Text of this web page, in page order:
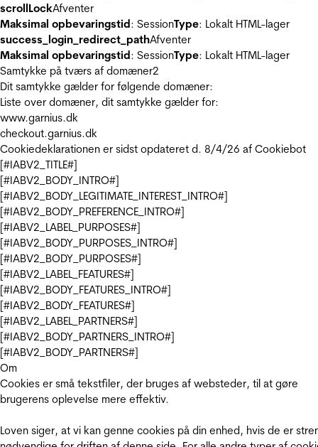
scrollLockAfventer
Maksimal opbevaringstid: SessionType: Lokalt HTML-lager
success_login_redirect_pathAfventer
Maksimal opbevaringstid: SessionType: Lokalt HTML-lager
Samtykke på tværs af domæner2
Dit samtykke gælder for følgende domæner:
Liste over domæner, dit samtykke gælder for:
www.garnius.dk
checkout.garnius.dk
Cookiedeklarationen er sidst opdateret d. 8/4/26 af Cookiebot
[#IABV2_TITLE#]
[#IABV2_BODY_INTRO#]
[#IABV2_BODY_LEGITIMATE_INTEREST_INTRO#]
[#IABV2_BODY_PREFERENCE_INTRO#]
[#IABV2_LABEL_PURPOSES#]
[#IABV2_BODY_PURPOSES_INTRO#]
[#IABV2_BODY_PURPOSES#]
[#IABV2_LABEL_FEATURES#]
[#IABV2_BODY_FEATURES_INTRO#]
[#IABV2_BODY_FEATURES#]
[#IABV2_LABEL_PARTNERS#]
[#IABV2_BODY_PARTNERS_INTRO#]
[#IABV2_BODY_PARTNERS#]
Om
Cookies er små tekstfiler, der bruges af websteder, til at gøre
brugerens oplevelse mere effektiv.
Loven siger, at vi kan genne cookies på din enhed, hvis de er